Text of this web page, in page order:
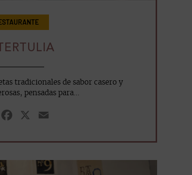
tradicionales de sabor casero y
pensadas para...
WhatsAppFacebook